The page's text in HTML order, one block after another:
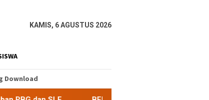
KAMIS, 6 AGUSTUS 2026
Download